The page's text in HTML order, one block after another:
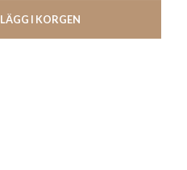
LÄGG I KORGEN